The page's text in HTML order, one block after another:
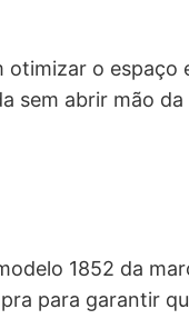
otimizar o
sem abrir mão
1852 da
para garantir